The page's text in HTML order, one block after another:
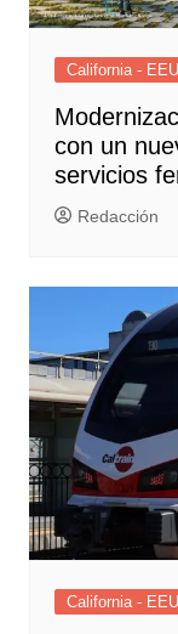
California -
con un
servicios
Redacción
California -